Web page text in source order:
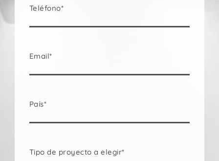
Teléfono*
Email*
País*
Tipo de proyecto a elegir*